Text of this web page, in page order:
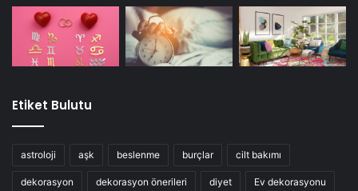
Etiket Bulutu
astroloji aşk beslenme burçlar cilt bakımı
dekorasyon dekorasyon önerileri diyet Ev dekorasyonu